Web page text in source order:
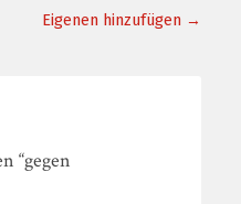
Eigenen hinzufügen →
“gegen